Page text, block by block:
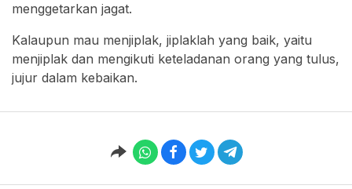
menggetarkan jagat.
Kalaupun mau menjiplak, jiplaklah yang baik, yaitu
menjiplak dan mengikuti keteladanan orang yang tulus,
jujur dalam kebaikan.